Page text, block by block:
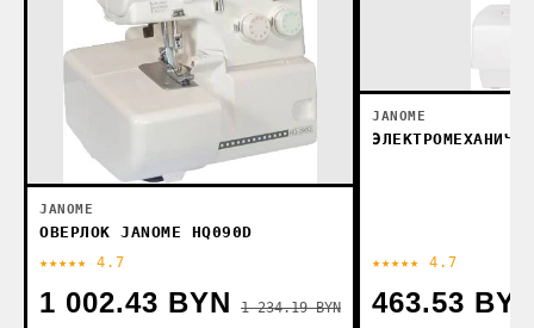
JANOME
ОВЕРЛОК JANOME HQ090D
★★★★★ 4.7
1 002.43 BYN 1 234.19 BYN
JANOME
★★★★★ 4.7
463.53